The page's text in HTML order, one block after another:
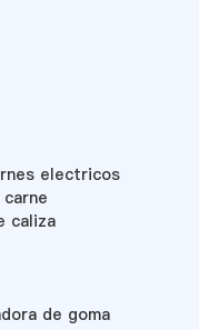
electricos
caliza
de goma